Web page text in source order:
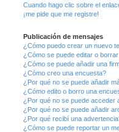
Cuando hago clic sobre el
¡me pide que me registre!
Publicación de mensajes
¿Cómo puedo crear un nuevo
¿Cómo se puede editar o
¿Cómo se puede añadir una
¿Cómo creo una encuesta?
¿Por qué no se puede añadir
¿Cómo edito o borro una
¿Por qué no se puede acceder
¿Por qué no se puede añadir
¿Por qué recibí una
¿Cómo se puede reportar un